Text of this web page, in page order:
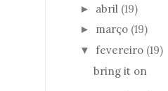
► abril (19)
► março (19)
▼ fevereiro (19)
bring it on